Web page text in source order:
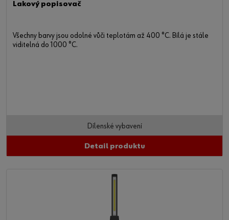
Lakový popisovač
Všechny barvy jsou odolné vůči teplotám až 400 °C. Bílá je stále
viditelná do 1000 °C.
Dílenské vybavení
Detail produktu